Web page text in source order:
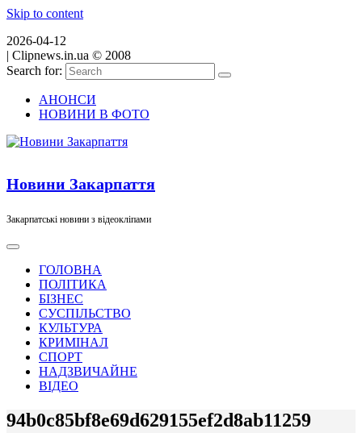
Skip to content
2026-04-12
| Clipnews.in.ua © 2008
Search for:
АНОНСИ
НОВИНИ В ФОТО
Новини Закарпаття
Закарпатські новини з відеокліпами
ГОЛОВНА
ПОЛІТИКА
БІЗНЕС
СУСПІЛЬСТВО
КУЛЬТУРА
КРИМІНАЛ
СПОРТ
НАДЗВИЧАЙНЕ
ВІДЕО
94b0c85bf8e69d629155ef2d8ab11259